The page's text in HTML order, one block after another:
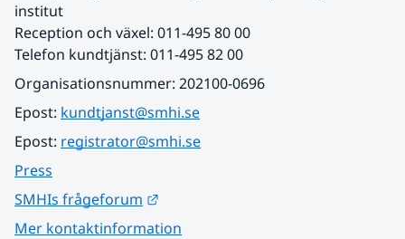
institut
Reception och växel: 011-495 80 00
Telefon kundtjänst: 011-495 82 00
Organisationsnummer: 202100-0696
Epost: kundtjanst@smhi.se
Epost: registrator@smhi.se
Press
SMHIs frågeforum
Mer kontaktinformation